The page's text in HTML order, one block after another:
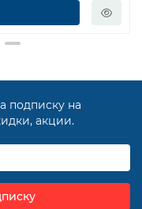
подписку на
акции.